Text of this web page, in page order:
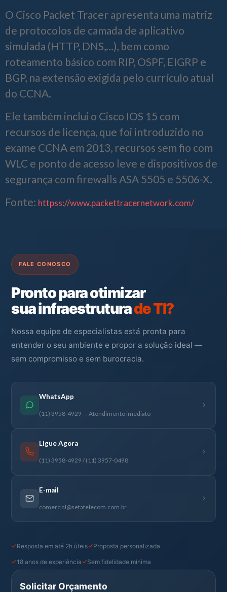
O Cisco Packet Tracer apresenta uma matriz
de protocolos de camada de aplicativo
simulada (HTTP, DNS,…), bem como
roteamento básico com RIP, OSPF, EIGRP e
BGP, na extensão exigida pelo currículo atual
do CCNA.
Ele também inclui o Cisco IOS 15 com
recursos de licença, que foi introduzido no
exame CCNA em 2013, recursos sem fio com
WLC e ponto de acesso leve e dispositivos de
segurança com firewalls ASA 5505 e 5506-X.
Fonte: httpss://www.packettracernetwork.com/
FALE CONOSCO
Pronto para otimizar
sua infraestruturade TI?
Nossa equipe de especialistas está pronta para
entender o seu ambiente e propor a solução ideal —
sem compromisso e sem burocracia.
WhatsApp
(11) 3958-4929 — Atendimento imediato
Ligue Agora
(11) 3958-4929 / (11) 3957-0498
E-mail
comercial@setatelecom.com.br
Resposta em até 2h úteis Proposta personalizada
18 anos de experiência Sem fidelidade mínima
Solicitar Orçamento